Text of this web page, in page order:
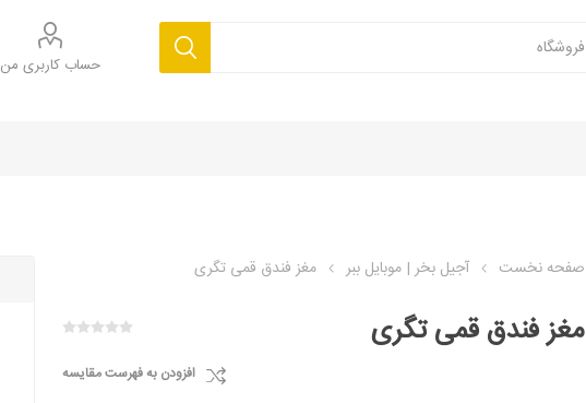
حساب کاربری من
صفحه نخست آجیل بخر | موبایل ببر مغز فندق قمی تگری
مغز فندق قمی تگری
افزودن به فهرست مقایسه